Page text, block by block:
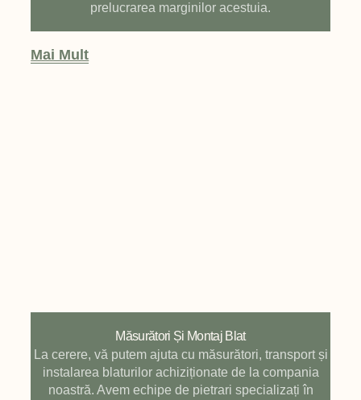
prelucrarea marginilor acestuia.
Mai Mult
Măsurători Și Montaj Blat
La cerere, vă putem ajuta cu măsurători, transport și
instalarea blaturilor achiziționate de la compania
noastră. Avem echipe de pietrari specializați în